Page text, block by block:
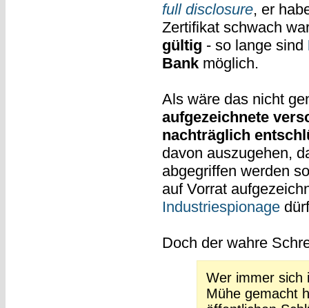
full disclosure, er
Zertifikat schwach
gültig - so lange sind
Bankmöglich.
Als wäre das nicht
aufgezeichnete
nachträglich
davon auszugehen,
abgegriffen werden
auf Vorrat
Industriespionage
Doch der wahre
Wer immer sich
Mühe gemacht